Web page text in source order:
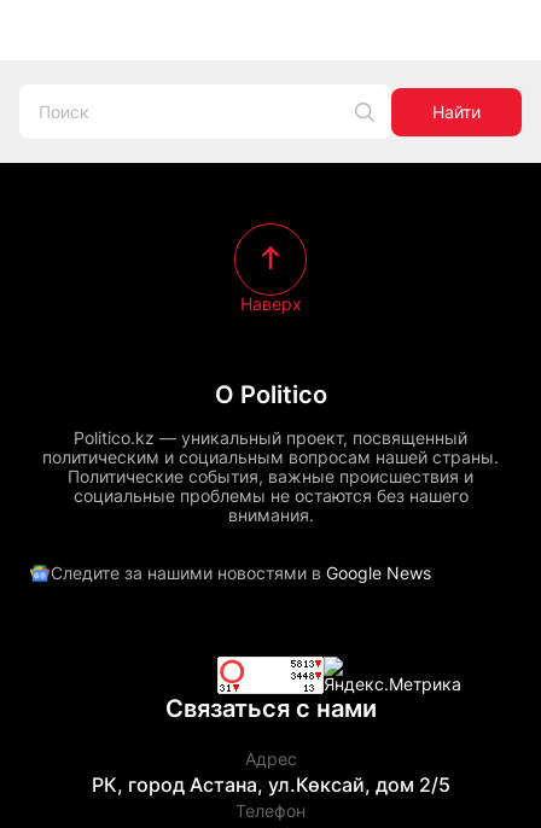
Найти
О Politico
Politico.kz — уникальный проект, посвященный
политическим и социальным вопросам нашей страны.
Политические события, важные происшествия и
социальные проблемы не остаются без нашего
внимания.
Следите за нашими новостями в Google News
Наверх
Связаться с нами
Адрес
РК, город Астана, ул.Көксай, дом 2/5
Телефон